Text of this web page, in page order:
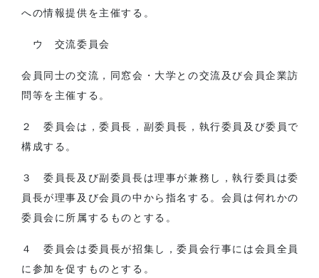
への情報提供を主催する。
ウ 交流委員会
会員同士の交流，同窓会・大学との交流及び会員企業訪
問等を主催する。
２ 委員会は，委員長，副委員長，執行委員及び委員で
構成する。
３ 委員長及び副委員長は理事が兼務し，執行委員は委
員長が理事及び会員の中から指名する。会員は何れかの
委員会に所属するものとする。
４ 委員会は委員長が招集し，委員会行事には会員全員
に参加を促すものとする。